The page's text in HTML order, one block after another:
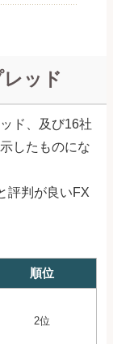
ッド
ド、及び16社
したものにな
評判が良いFX
順位
2位